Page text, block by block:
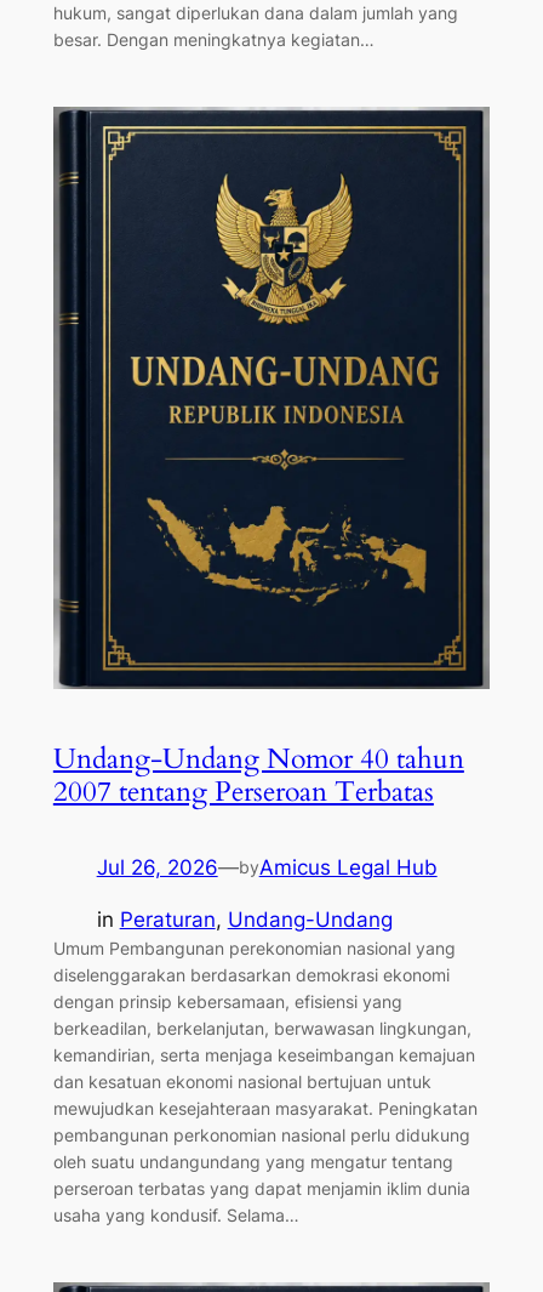
hukum, sangat diperlukan dana dalam jumlah yang
besar. Dengan meningkatnya kegiatan…
Undang-Undang Nomor 40 tahun
2007 tentang Perseroan Terbatas
Jul 26, 2026—byAmicus Legal Hub
in Peraturan, Undang-Undang
Umum Pembangunan perekonomian nasional yang
diselenggarakan berdasarkan demokrasi ekonomi
dengan prinsip kebersamaan, efisiensi yang
berkeadilan, berkelanjutan, berwawasan lingkungan,
kemandirian, serta menjaga keseimbangan kemajuan
dan kesatuan ekonomi nasional bertujuan untuk
mewujudkan kesejahteraan masyarakat. Peningkatan
pembangunan perkonomian nasional perlu didukung
oleh suatu undangundang yang mengatur tentang
perseroan terbatas yang dapat menjamin iklim dunia
usaha yang kondusif. Selama…